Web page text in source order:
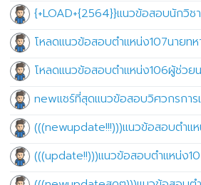
{+LOAD+{2564}}แนวข้อสอบนักวิ
โหลดแนวข้อสอบตำแหน่ง107นายท
โหลดแนวข้อสอบตำแหน่ง106ผู้ช่วย
newแชร์ที่สุดแนวข้อสอบวิศวกรกา
(((newupdate!!!)))แนวข้อสอบตำแ
(((update!!)))แนวข้อสอบตำแหน่ง